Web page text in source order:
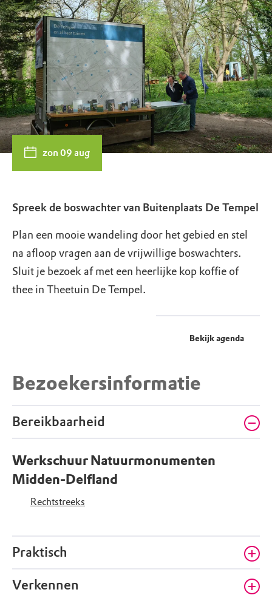
zon 09 aug
Spreek de boswachter van Buitenplaats De Tempel
Plan een mooie wandeling door het gebied en stel
na afloop vragen aan de vrijwillige boswachters.
Sluit je bezoek af met een heerlijke kop koffie of
thee in Theetuin De Tempel.
Bekijk agenda
Bezoekersinformatie
Bereikbaarheid
Werkschuur Natuurmonumenten
Midden-Delfland
Rechtstreeks
Praktisch
Midden-Delfland, Vlietlanden, café-
Verkennen